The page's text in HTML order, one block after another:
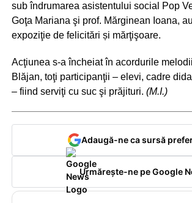
sub îndrumarea asistentului social Pop
Goţa Mariana şi prof. Mărginean Ioana,
expoziţie de felicitări și mărţişoare.
Acţiunea s-a încheiat în acordurile
Blăjan, toţi participanţii – elevi, cadre
– fiind serviţi cu suc şi prăjituri. (M.I.)
Adaugă-ne ca sursă
Urmărește-ne pe Google